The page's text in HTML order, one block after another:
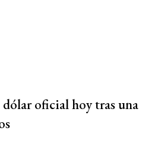
oficial hoy tras una